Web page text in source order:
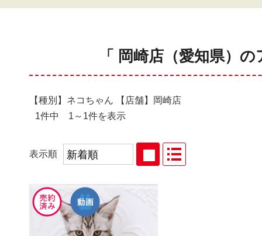
「 岡崎店（愛知県）
【種別】ネコちゃん 【店舗】岡崎店
1件中 1～1件を表示
表示順